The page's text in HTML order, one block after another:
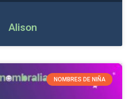
Alison
NOMBRES DE NIÑA